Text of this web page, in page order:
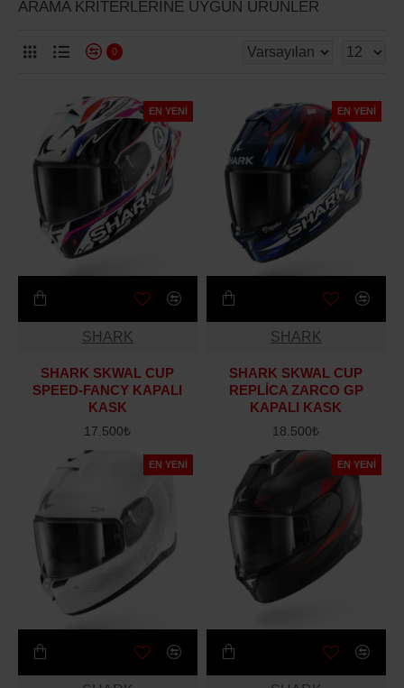
ARAMA KRITERLERINE UYGUN ÜRÜNLER
0
EN YENI
SHARK
SHARK SKWAL CUP
SPEED-FANCY KAPALI
KASK
17.500₺
EN YENI
SHARK
SHARK SKWAL CUP
REPLİCA ZARCO GP
KAPALI KASK
18.500₺
EN YENI EN YENI